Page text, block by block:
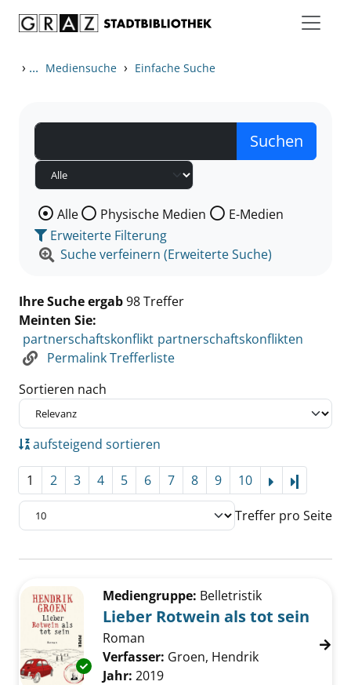
› ... Mediensuche › Einfache Suche
Wählen Sie die Medienart nach der Sie suchen wollen.
Alle Physische Medien
E-Medien
Erweiterte Filterung
Suche verfeinern (Erweiterte Suche)
Ihre Suche ergab98 Treffer
Meinten Sie:
partnerschaftskonflikt partnerschaftskonflikten
Permalink Trefferliste
Sortieren nach
aufsteigend sortieren
1 2 3 4 5 6 7 8 9 10
Treffer pro Seite
Zu den Suchfiltern springen
Exemplar-Details von Lieber Rotwein als tot
Mediengruppe: Belletristik
Lieber Rotwein als tot sein
Roman
Verfasser: Groen, Hendrik
Jahr: 2019